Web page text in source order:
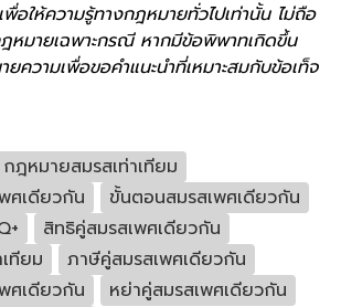
อให้ความรู้ทางกฎหมายทั่วไปเท่านั้น ไม่ถือ
หมายเฉพาะกรณี หากมีข้อพิพาทเกิดขึ้น
ความเพื่อขอคำแนะนำที่เหมาะสมกับข้อเท็จ
กฎหมายสมรสเท่าเทียม
ศเดียวกัน
ขั้นตอนสมรสเพศเดียวกัน
สิทธิคู่สมรสเพศเดียวกัน
ทียม
ภาษีคู่สมรสเพศเดียวกัน
ศเดียวกัน
หย่าคู่สมรสเพศเดียวกัน